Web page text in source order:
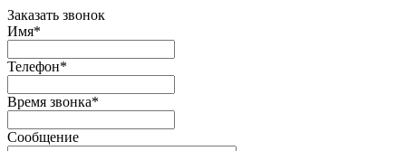
Заказать звонок
Имя*
Телефон*
Время звонка*
Сообщение